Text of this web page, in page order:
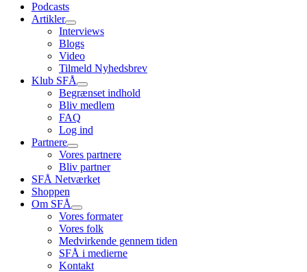
Podcasts
Artikler
Interviews
Blogs
Video
Tilmeld Nyhedsbrev
Klub SFÅ
Begrænset indhold
Bliv medlem
FAQ
Log ind
Partnere
Vores partnere
Bliv partner
SFÅ Netværket
Shoppen
Om SFÅ
Vores formater
Vores folk
Medvirkende gennem tiden
SFÅ i medierne
Kontakt